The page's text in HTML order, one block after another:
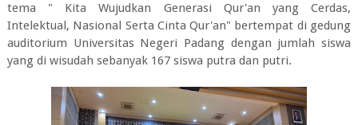
tema " Kita Wujudkan Generasi Qur'an yang Cerdas,
Intelektual, Nasional Serta Cinta Qur'an" bertempat di gedung
auditorium Universitas Negeri Padang dengan jumlah siswa
yang di wisudah sebanyak 167 siswa putra dan putri.